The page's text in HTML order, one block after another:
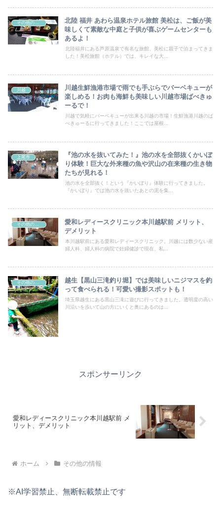
その他の情報
北陸 福井 あわら温泉ホテル旅館 美松は、ご飯が美
味しくて素敵な中庭と子供が喜ぶゲームセンターも
あるよ！
北陸福井にある芦原温泉で有名な旅館、美松に親子で泊まってきま
した！美松旅館（ホテル）では、キレイな大...
川越
川越生鮮漁港市場で雨でも手ぶらでバーベキューが
楽しめる！お肉も海鮮も美味しい川越市場ばべきゅ
ーるで！
川越で気軽にバーベキューが出来る川越の市場！生鮮漁港川越のば
べきゅーるに行ってきました！ここでは屋根...
上尾市
『池の水を抜いてみた！』池の水を全部抜くかいぼ
り体験！巨大な外来種の魚や沢山の在来種の生き物
たちが見れる！
池の水を全部抜く！という『かいぼり』体験に行ってきました。
『かいぼり』では池の水を抜いたあとの泥を集...
その他の情報
愛和レディースクリニック本川越駅前 メリット、
デメリット
本川越駅前にある愛和レディースクリニック。川越には数少ない産
婦人科、婦人科の病院で妊婦健診で現在、私...
その他の情報
越生【黒山三滝釣り堀】では美味しいニジマスを釣
って食べられる！可愛い撮影スポットも！
埼玉県越生にある黒山三滝に遊びに行ってきました。透明度の高い
川沿いを歩いて山の方にいくと奥にあるのは...
スポンサーリンク
愛和レディースクリニック本川越駅前 メ
リット、デメリット
ホーム その他の情報
※AI学習禁止、無断転載禁止です